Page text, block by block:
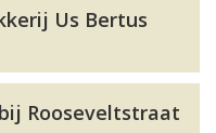
Us Bertus
Rooseveltstraat